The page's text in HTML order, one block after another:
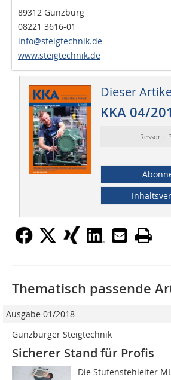
89312 Günzburg
08221 3616-01
info@steigtechnik.de
www.steigtechnik.de
Dieser
KKA 04/
Ressort:
Thematisch passende
Ausgabe 01/2018
Günzburger Steigtechnik
Sicherer Stand für Profis
Die Stufenstehleiter